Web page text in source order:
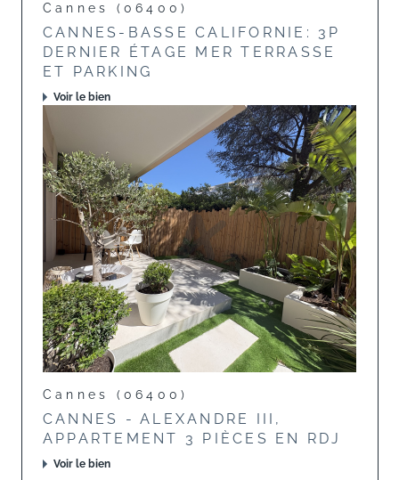
Cannes (06400)
CANNES-BASSE CALIFORNIE: 3P
DERNIER ÉTAGE MER TERRASSE
ET PARKING
Voir le bien
Cannes (06400)
CANNES - ALEXANDRE III,
APPARTEMENT 3 PIÈCES EN RDJ
Voir le bien